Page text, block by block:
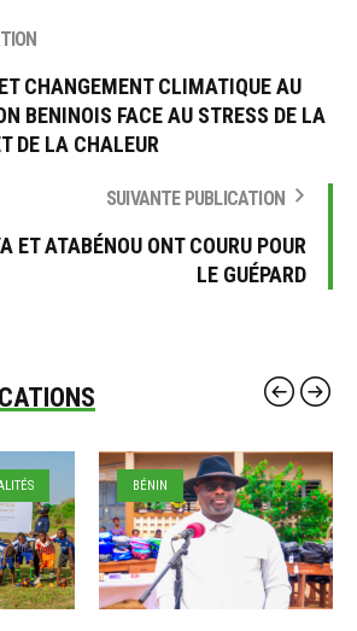
CHANGEMENT CLIMATIQUE AU
BENINOIS FACE AU STRESS DE LA
DE LA CHALEUR
SUIVANTE PUBLICATION
ET ATABÉNOU ONT COURU POUR
LE GUÉPARD
BÉNIN